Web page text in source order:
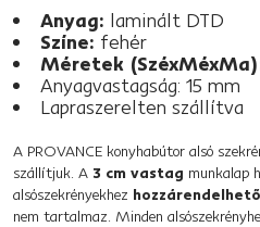
Anyag: laminált DTD
Színe: fehér
Méretek
Anyagvastagság: 15 mm
Lapraszerelten szállítva
A PROVANCE konyhabútor alsó
szállítjuk. A 3 cm vastag munkalap
alsószekrényekhez
nem tartalmaz. Minden